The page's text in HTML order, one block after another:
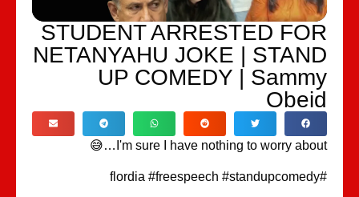
STUDENT ARRESTED
NETANYAHU JOKE |
UP COMEDY |
I'm sure I have nothing to worry